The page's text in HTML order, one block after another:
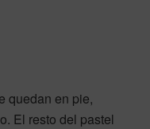
quedan en pie,
El resto del pastel